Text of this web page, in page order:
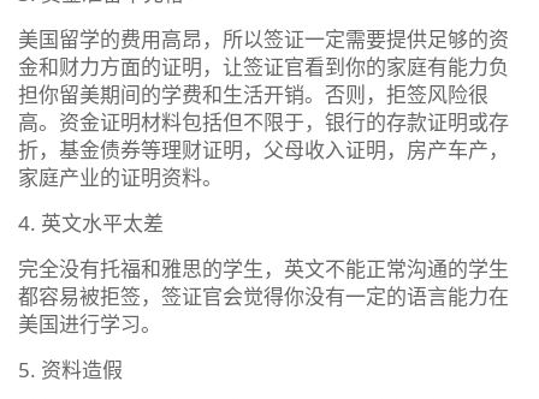
美国留学的费用高昂，所以签证一定需要提供足够的资
金和财力方面的证明，让签证官看到你的家庭有能力负
担你留美期间的学费和生活开销。否则，拒签风险很
高。资金证明材料包括但不限于，银行的存款证明或存
折，基金债券等理财证明，父母收入证明，房产车产，
家庭产业的证明资料。
4. 英文水平太差
完全没有托福和雅思的学生，英文不能正常沟通的学生
都容易被拒签，签证官会觉得你没有一定的语言能力在
美国进行学习。
5. 资料造假